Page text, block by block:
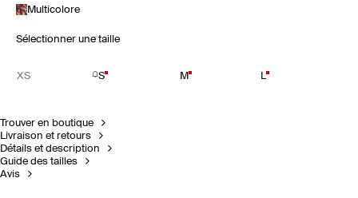
Multicolore
Sélectionner une taille
XS S M L
Trouver en boutique
Livraison et retours
Détails et description
Guide des tailles
Avis